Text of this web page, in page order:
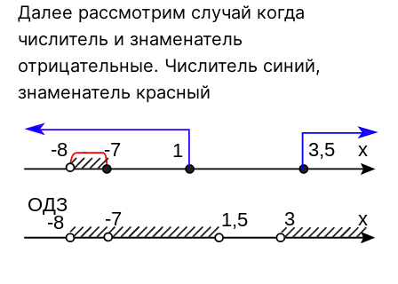
Далее рассмотрим случай когда
числитель и знаменатель
отрицательные. Числитель синий,
знаменатель красный